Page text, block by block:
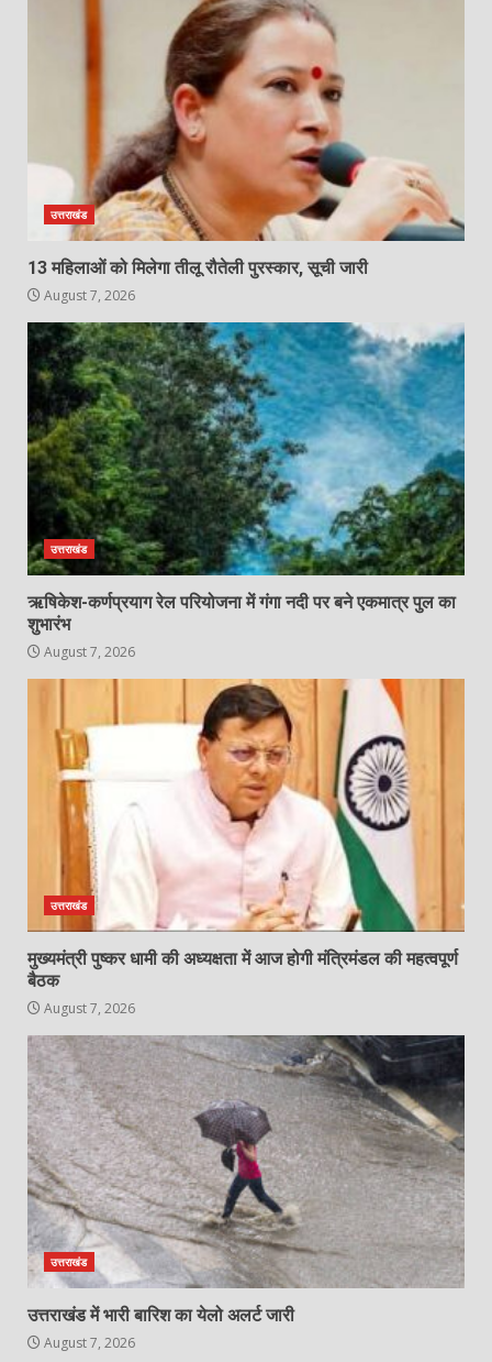
उत्तराखंड
13 महिलाओं को मिलेगा तीलू रौतेली पुरस्कार, सूची जारी
August 7, 2026
उत्तराखंड
ऋषिकेश-कर्णप्रयाग रेल परियोजना में गंगा नदी पर बने एकमात्र पुल का
शुभारंभ
August 7, 2026
उत्तराखंड
मुख्यमंत्री पुष्कर धामी की अध्यक्षता में आज होगी मंत्रिमंडल की महत्वपूर्ण
बैठक
August 7, 2026
उत्तराखंड
उत्तराखंड में भारी बारिश का येलो अलर्ट जारी
August 7, 2026